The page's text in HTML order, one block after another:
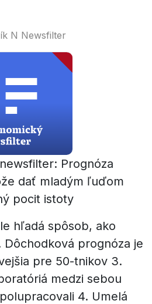
N Newsfilter
Prognóza
dať mladým ľuďom
pocit istoty
hľadá spôsob, ako
prognóza je
pre 50-tnikov 3.
medzi sebou
4. Umelá